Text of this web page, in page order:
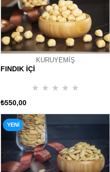
KURUYEMİŞ
FINDIK İÇİ
★ ★ ★ ★ ★
₺550,00
YENI
ÜRÜN